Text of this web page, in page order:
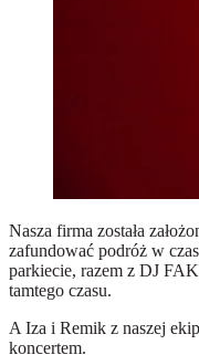
Nasza firma została
zafundować podróż w
parkiecie, razem z DJ
tamtego czasu.
A Iza i Remik z naszej
koncertem.